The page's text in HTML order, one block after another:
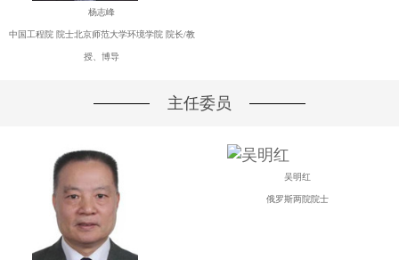
杨志峰
中国工程院 院士北京师范大学环境学院 院长/教
授、博导
主任委员
吴明红
俄罗斯两院院士